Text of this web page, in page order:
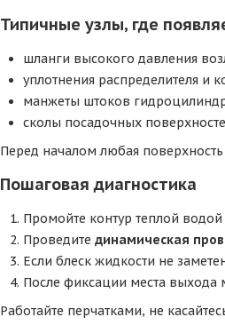
Типичные узлы, где
шланги высокого давления
уплотнения распределителя и
манжеты штоков
сколы посадочных
Перед началом любая
Пошаговая диагностика
Промойте контур теплой водой
Проведите динамическая
Если блеск жидкости не
После фиксации места выхода
Работайте перчатками, не